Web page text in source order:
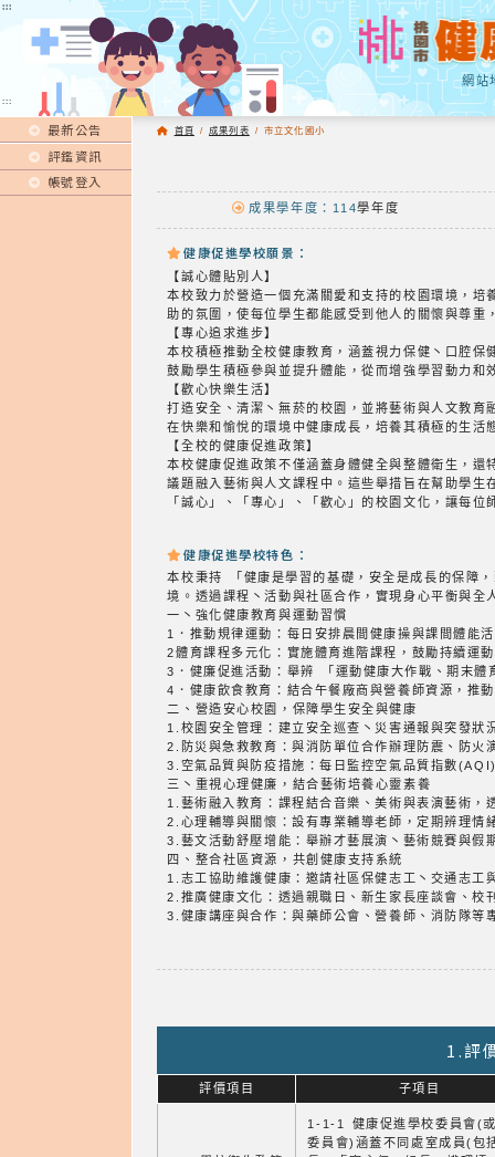
:::
網站
:::
最新公告
評鑑資訊
帳號登入
首頁 / 成果列表 / 市立文化國小
成果學年度：114學年度
健康促進學校願景：
【誠心體貼別人】
本校致力於營造一個充滿關愛和支持的校園環境，
助的氛圍，使每位學生都能感受到他人的關懷與尊重
【專心追求進步】
本校積極推動全校健康教育，涵蓋視力保健丶口腔
鼓勵學生積極參與並提升體能，從而增強學習動力和
【歡心快樂生活】
打造安全、清潔丶無菸的校園，並將藝術與人文教
在快樂和愉悅的環境中健康成長，培養其積極的生活
【全校的健康促進政策】
本校健康促進政策不僅涵蓋身體健全與整體衛生，
議題融入藝術與人文課程中。這些舉措旨在幫助學
「誠心」、「專心」、「歡心」的校園文化，讓每
健康促進學校特色：
本校秉持 「健康是學習的基礎，安全是成長的保障
境。透過課程丶活動與社區合作，實現身心平衡與全
一丶強化健康教育與運動習慣
1．推動規律運動：每日安排晨間健康操與課間體能
2體育課程多元化：實施體育進階課程，鼓勵持續運
3．健廉促進活動：舉辨 「運動健康大作戰、期末
4．健康飲食教育：結合午餐廠商與營養師資源，推
二、營造安心校園，保障學生安全與健康
1.校園安全管理：建立安全巡查丶災害通報與突發狀
2.防災與急救教育：與消防單位合作辦理防震、防火
3.空氣品質與防疫措施：每日監控空氣品質指數
三丶重視心理健廉，結合藝術培養心靈素養
1.藝術融入教育：課程結合音樂、美術與表演藝術，
2.心理輔導與關懷：設有專業輔導老師，定期辨理情
3.藝文活動舒壓增能：舉辦才藝展演丶藝術競賽與假
四、整合社區資源，共創健康支持系統
1.志工協助維護健康：邀請社區保健志工丶交通志
2.推廣健康文化：透過親職日、新生家長座談會、校
3.健康講座與合作：與藥師公會、營養師、消防隊等
1.評
評價項目 子項目
1-1-1 健康促進學校委員會(
委員會)涵蓋不同處室成員(包
:::